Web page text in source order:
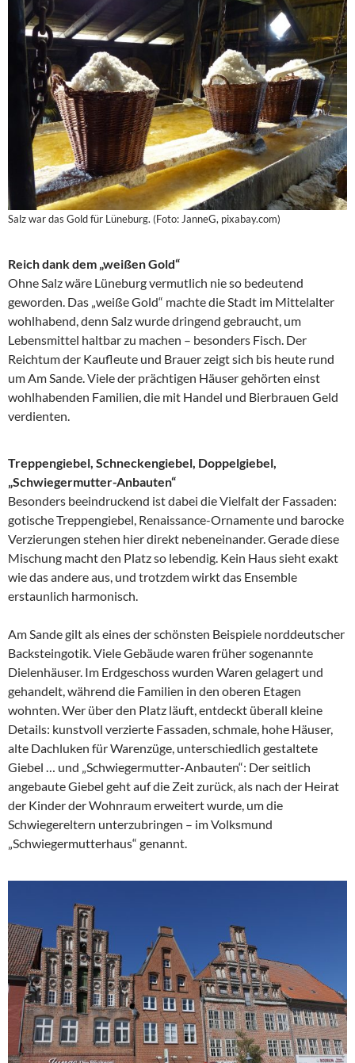
Salz war das Gold für Lüneburg. (Foto: JanneG, pixabay.com)
Reich dank dem „weißen Gold“
Ohne Salz wäre Lüneburg vermutlich nie so bedeutend
geworden. Das „weiße Gold“ machte die Stadt im Mittelalter
wohlhabend, denn Salz wurde dringend gebraucht, um
Lebensmittel haltbar zu machen – besonders Fisch. Der
Reichtum der Kaufleute und Brauer zeigt sich bis heute rund
um Am Sande. Viele der prächtigen Häuser gehörten einst
wohlhabenden Familien, die mit Handel und Bierbrauen Geld
verdienten.
Treppengiebel, Schneckengiebel, Doppelgiebel,
„Schwiegermutter-Anbauten“
Besonders beeindruckend ist dabei die Vielfalt der Fassaden:
gotische Treppengiebel, Renaissance-Ornamente und barocke
Verzierungen stehen hier direkt nebeneinander. Gerade diese
Mischung macht den Platz so lebendig. Kein Haus sieht exakt
wie das andere aus, und trotzdem wirkt das Ensemble
erstaunlich harmonisch.
Am Sande gilt als eines der schönsten Beispiele norddeutscher
Backsteingotik. Viele Gebäude waren früher sogenannte
Dielenhäuser. Im Erdgeschoss wurden Waren gelagert und
gehandelt, während die Familien in den oberen Etagen
wohnten. Wer über den Platz läuft, entdeckt überall kleine
Details: kunstvoll verzierte Fassaden, schmale, hohe Häuser,
alte Dachluken für Warenzüge, unterschiedlich gestaltete
Giebel … und „Schwiegermutter-Anbauten“: Der seitlich
angebaute Giebel geht auf die Zeit zurück, als nach der Heirat
der Kinder der Wohnraum erweitert wurde, um die
Schwiegereltern unterzubringen – im Volksmund
„Schwiegermutterhaus“ genannt.